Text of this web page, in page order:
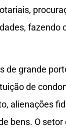
fazendo
de grande
de
alienações
bens. O